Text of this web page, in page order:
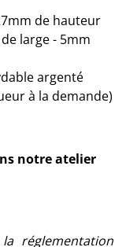
de hauteur
large - 5mm
argenté
à la demande)
notre atelier
réglementation